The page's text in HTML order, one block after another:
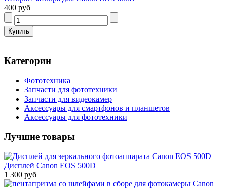
400 руб
Категории
Фототехника
Запчасти для фототехники
Запчасти для видеокамер
Аксессуары для смартфонов и планшетов
Аксессуары для фототехники
Лучшие товары
Дисплей Canon EOS 500D
1 300 руб